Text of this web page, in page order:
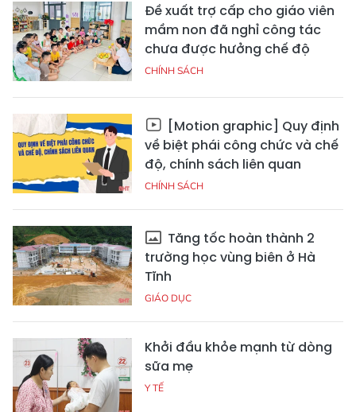
Đề xuất trợ cấp cho giáo viên
mầm non đã nghỉ công tác
chưa được hưởng chế độ
CHÍNH SÁCH
[Motion graphic] Quy định
về biệt phái công chức và chế
độ, chính sách liên quan
CHÍNH SÁCH
Tăng tốc hoàn thành 2
trường học vùng biên ở Hà
Tĩnh
GIÁO DỤC
Khởi đầu khỏe mạnh từ dòng
sữa mẹ
Y TẾ